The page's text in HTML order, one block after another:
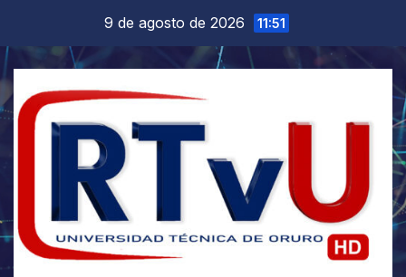
contenido
9 de agosto de 2026 11:51